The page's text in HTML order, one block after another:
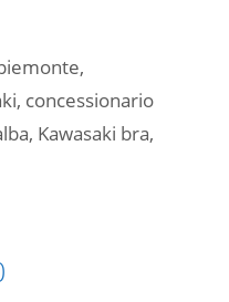
,
, concessionario
, Kawasaki bra,